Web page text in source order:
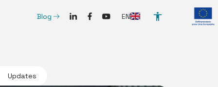
Blog ArrowRightLong SocialLinkedIn SocialFacebook SocialYoutube EN
Updates